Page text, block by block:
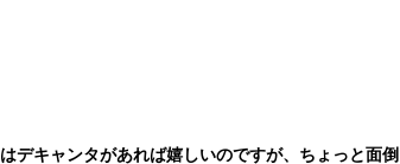
キャンタがあれば嬉しいのですが、ちょっと面